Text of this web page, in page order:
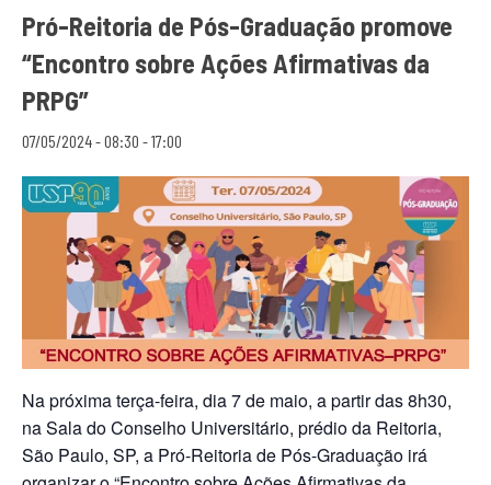
Pró-Reitoria de Pós-Graduação promove
“Encontro sobre Ações Afirmativas da
PRPG”
07/05/2024 - 08:30 -17:00
Na próxima terça-feira, dia 7 de maio, a partir das 8h30,
na Sala do Conselho Universitário, prédio da Reitoria,
São Paulo, SP, a Pró-Reitoria de Pós-Graduação irá